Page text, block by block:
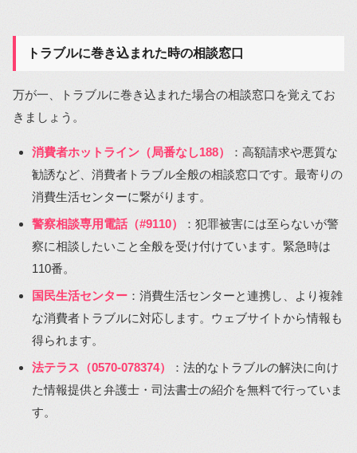
トラブルに巻き込まれた時の相談窓口
万が一、トラブルに巻き込まれた場合の相談窓口を覚えてお
きましょう。
消費者ホットライン（局番なし188）
：高額請求や悪質な
勧誘など、消費者トラブル全般の相談窓口です。最寄りの
消費生活センターに繋がります。
警察相談専用電話（#9110）
：犯罪被害には至らないが警
察に相談したいこと全般を受け付けています。緊急時は
110番。
国民生活センター ：消費生活センターと連携し、より複雑
な消費者トラブルに対応します。ウェブサイトから情報も
得られます。
法テラス（0570-078374）
：法的なトラブルの解決に向け
た情報提供と弁護士・司法書士の紹介を無料で行っていま
す。